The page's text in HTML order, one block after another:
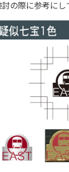
の際に参考にし